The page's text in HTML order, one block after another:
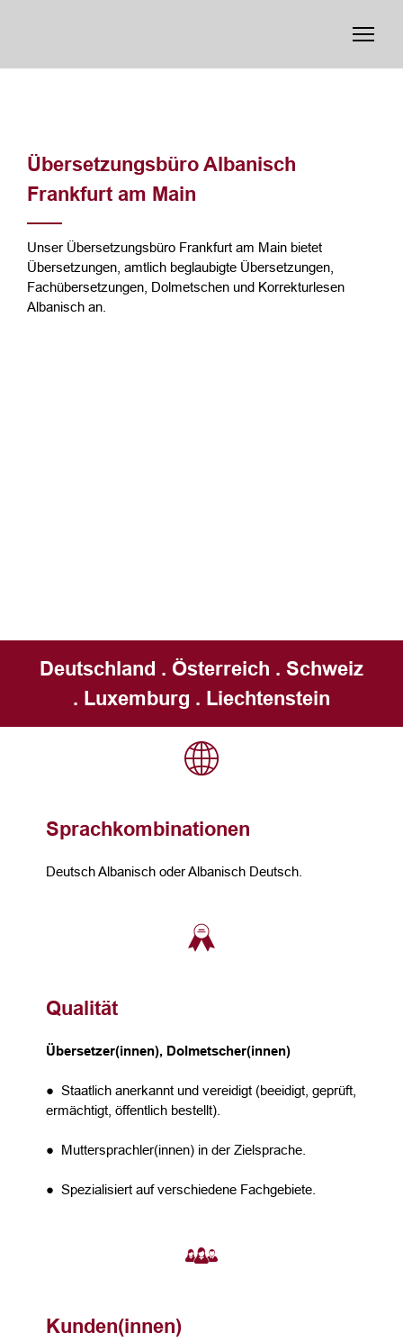
Übersetzungsbüro Albanisch
Frankfurt am Main
Unser Übersetzungsbüro Frankfurt am Main bietet
Übersetzungen, amtlich beglaubigte Übersetzungen,
Fachübersetzungen, Dolmetschen und Korrekturlesen
Albanisch an.
Deutschland . Österreich . Schweiz
. Luxemburg . Liechtenstein
Sprachkombinationen
Deutsch Albanisch oder Albanisch Deutsch.
Qualität
Übersetzer(innen), Dolmetscher(innen)
● Staatlich anerkannt und vereidigt (beeidigt, geprüft,
ermächtigt, öffentlich bestellt).
● Muttersprachler(innen) in der Zielsprache.
● Spezialisiert auf verschiedene Fachgebiete.
Kunden(innen)